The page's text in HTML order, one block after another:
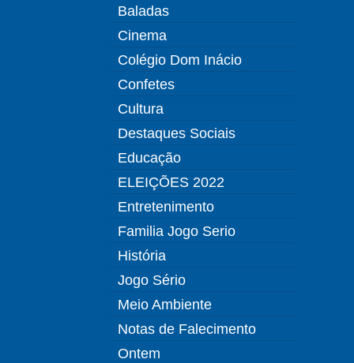
Baladas
Cinema
Colégio Dom Inácio
Confetes
Cultura
Destaques Sociais
Educação
ELEIÇÕES 2022
Entretenimento
Familia Jogo Serio
História
Jogo Sério
Meio Ambiente
Notas de Falecimento
Ontem